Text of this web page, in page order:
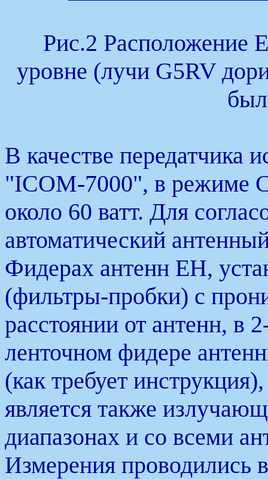
Рис.2 Расположение
уровне (лучи G5RV
В качестве передатчика
"ICOM-7000", в режиме
около 60 ватт. Для
автоматический
Фидерах антенн ЕН,
(фильтры-пробки) с
расстоянии от антенн, в
ленточном фидере
(как требует
является также
диапазонах и со всеми
Измерения проводились